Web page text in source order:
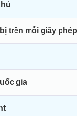
trên mỗi giấy phép
gia